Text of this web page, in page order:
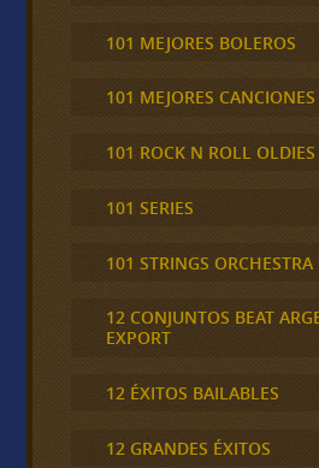
101 MEJORES BOLEROS
101 MEJORES
101 ROCK N ROLL
101 SERIES
101 STRINGS ORCHESTRA
12 CONJUNTOS BEAT
EXPORT
12 ÉXITOS BAILABLES
12 GRANDES ÉXITOS